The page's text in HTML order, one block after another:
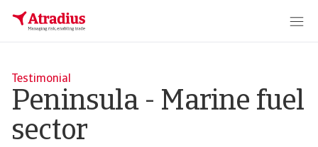
Testimonial
Peninsula - Marine fuel
sector